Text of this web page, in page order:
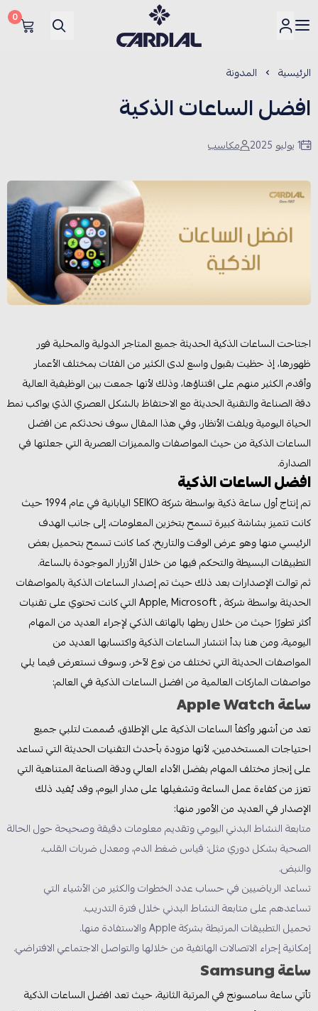
كارديــال
0
الرئيسية المدونة
افضل الساعات الذكية
1 يوليو 2025 مكاسب
اجتاحت الساعات الذكية الحديثة جميع المتاجر الدولية والمحلية فور
ظهورها، إذ حظيت بقبول واسع لدى الكثير من الفئات بمختلف الأعمار
وأقدم الكثير منهم على اقتناؤها، وذلك لأنها جمعت بين الوظيفية العالية
دقة الصناعة والتقنية الحديثة مع الاحتفاظ بالشكل العصري الذي يواكب نمط
الحياة اليومية ويلفت الأنظار، وفي هذا المقال سوف نحدثكم عن افضل
الساعات الذكية من حيث المواصفات والمميزات العصرية التي جعلتها في
الصدارة.
افضل الساعات الذكية
تم إنتاج أول ساعة ذكية بواسطة شركة SEIKO اليابانية في عام 1994 حيث
كانت تتميز بشاشة كبيرة تسمح بتخزين المعلومات، إلى جانب الهدف
الرئيسي منها وهو عرض الوقت والتاريخ، كما كانت تسمح بتحميل بعض
التطبيقات البسيطة والتحكم فيها من خلال الأزرار الموجودة بالساعة.
ثم توالت الإصدارات بعد ذلك حيث تم إصدار الساعات الذكية بالمواصفات
الحديثة بواسطة شركة , Apple, Microsoft التي كانت تحتوي على تقنيات
أكثر تطورًا حيث من خلال ربطها بالهاتف الذكي لإجراء العديد من المهام
اليومية، ومن هنا بدأ انتشار الساعات الذكية واكتسابها العديد من
المواصفات الحديثة التي تختلف من نوع لآخر، وسوف نستعرض فيما يلي
مواصفات الماركات العالمية من افضل الساعات الذكية في العالم:
ساعة Apple Watch
تعد من أشهر وأكفأ الساعات الذكية على الإطلاق، صُممت لتلبي جميع
احتياجات المستخدمين، لأنها مزودة بأحدث التقنيات الحديثة التي تساعد
على إنجاز مختلف المهام بفضل الأداء العالي ودقة الصناعة المتناهية التي
تعزز من كفاءة عمل الساعة وتشغيلها على مدار اليوم، وقد يٌفيد ذلك
الإصدار في العديد من الأمور منها:
متابعة النشاط البدني اليومي وتقديم معلومات دقيقة وصحيحة حول الحالة
الصحية بشكل دوري مثل: قياس ضغط الدم، ومعدل ضربات القلب،
والنبض.
تساعد الرياضيين في حساب عدد الخطوات والكثير من الأشياء التي
تساعدهم على متابعة النشاط البدني خلال فترة التدريب.
تحميل التطبيقات المرتبطة بشركة Apple والاستفادة منها.
إمكانية إجراء الاتصالات الهاتفية من خلالها والتواصل الاجتماعي الافتراضي.
ساعة Samsung
تأتي ساعة سامسونج في المرتبة الثانية، حيث تعد افضل الساعات الذكية